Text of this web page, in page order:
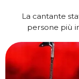
La cantante
persone più